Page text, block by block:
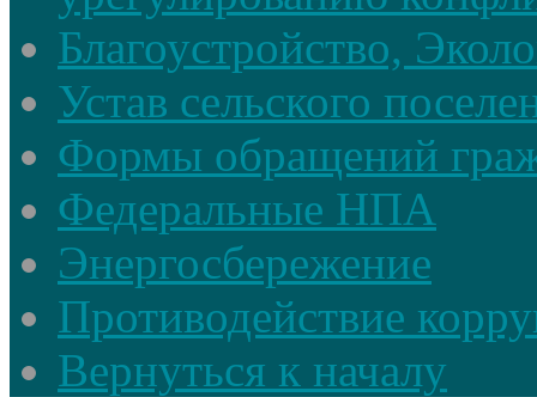
Благоустройство,
Устав сельского
Формы обращений
Федеральные НПА
Энергосбережение
Противодействие
Вернуться к началу